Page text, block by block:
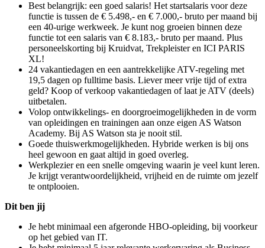
Best belangrijk: een goed salaris! Het startsalaris voor deze
functie is tussen de € 5.498,- en € 7.000,- bruto per maand bij
een 40-urige werkweek. Je kunt nog groeien binnen deze
functie tot een salaris van € 8.183,- bruto per maand. Plus
personeelskorting bij Kruidvat, Trekpleister en ICI PARIS
XL!
24 vakantiedagen en een aantrekkelijke ATV-regeling met
19,5 dagen op fulltime basis. Liever meer vrije tijd of extra
geld? Koop of verkoop vakantiedagen of laat je ATV (deels)
uitbetalen.
Volop ontwikkelings- en doorgroeimogelijkheden in de vorm
van opleidingen en trainingen aan onze eigen AS Watson
Academy. Bij AS Watson sta je nooit stil.
Goede thuiswerkmogelijkheden. Hybride werken is bij ons
heel gewoon en gaat altijd in goed overleg.
Werkplezier en een snelle omgeving waarin je veel kunt leren.
Je krijgt verantwoordelijkheid, vrijheid en de ruimte om jezelf
te ontplooien.
Dit ben jij
Je hebt minimaal een afgeronde HBO-opleiding, bij voorkeur
op het gebied van IT.